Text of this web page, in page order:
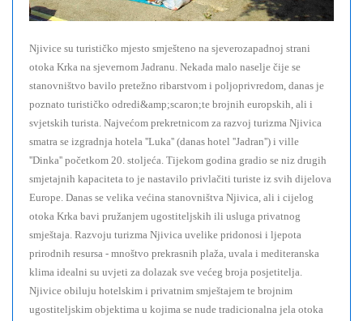
Njivice su turističko mjesto smješteno na sjeverozapadnoj strani
otoka Krka na sjevernom Jadranu. Nekada malo naselje čije se
stanovništvo bavilo pretežno ribarstvom i poljoprivredom, danas je
poznato turističko odredi&amp;scaron;te brojnih europskih, ali i
svjetskih turista. Najvećom prekretnicom za razvoj turizma Njivica
smatra se izgradnja hotela ''Luka'' (danas hotel ''Jadran'') i ville
''Dinka'' početkom 20. stoljeća. Tijekom godina gradio se niz drugih
smjetajnih kapaciteta to je nastavilo privlačiti turiste iz svih dijelova
Europe. Danas se velika većina stanovništva Njivica, ali i cijelog
otoka Krka bavi pružanjem ugostiteljskih ili usluga privatnog
smještaja. Razvoju turizma Njivica uvelike pridonosi i ljepota
prirodnih resursa - mnoštvo prekrasnih plaža, uvala i mediteranska
klima idealni su uvjeti za dolazak sve većeg broja posjetitelja.
Njivice obiluju hotelskim i privatnim smještajem te brojnim
ugostiteljskim objektima u kojima se nude tradicionalna jela otoka